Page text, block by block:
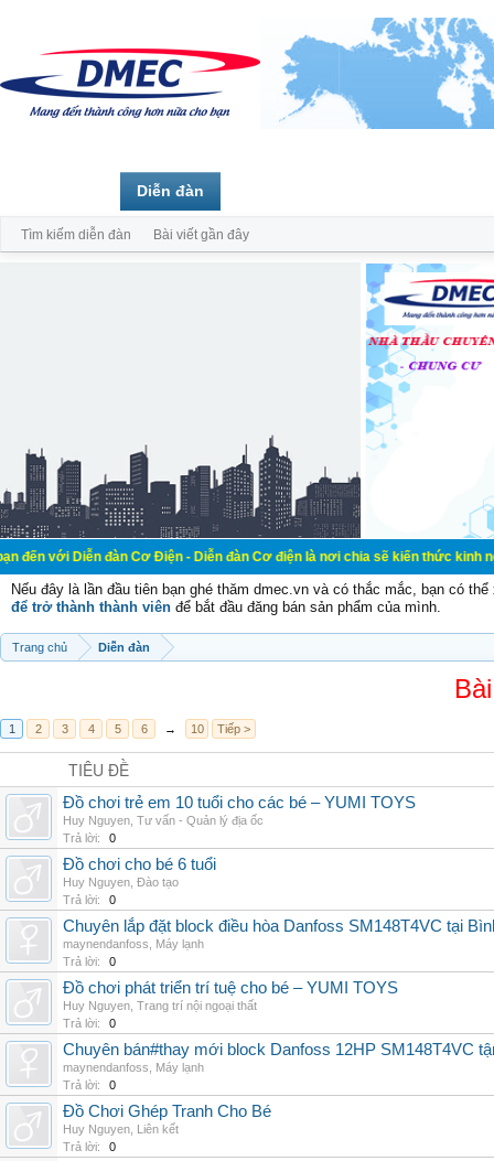
đàn Cơ Điện - Diễn đàn Cơ điện là nơi chia sẽ kiến thức kinh nghiệm
Nếu đây là lần đầu tiên bạn ghé thăm dmec.vn và có thắc mắc, bạn có
để trở thành thành viên để bắt đầu đăng bán sản phẩm của mình.
Trang chủ Diễn đàn
1 2 3 4 5 6 → 10 Tiếp >
TIÊU ĐỀ
Đồ chơi trẻ em 10 tuổi cho các bé – YUMI TOYS
Huy Nguyen Tư vấn - Quản lý địa ốc
Trả lời:
0
Đồ chơi cho bé 6 tuổi
Huy Nguyen Đào tạo
Trả lời:
0
Chuyên lắp đặt block điều hòa Danfoss SM148T4VC tại
maynendanfoss
Máy lạnh
Trả lời:
0
Đồ chơi phát triển trí tuệ cho bé – YUMI TOYS
Huy Nguyen Trang trí nội ngoại thất
Trả lời:
0
Chuyên bán#thay mới block Danfoss 12HP SM148T4VC
maynendanfoss
Máy lạnh
Trả lời:
0
Đồ Chơi Ghép Tranh Cho Bé
Huy Nguyen Liên kết
Trả lời:
0
Diễn đàn
Tìm kiếm diễn đàn Bài viết gần đây